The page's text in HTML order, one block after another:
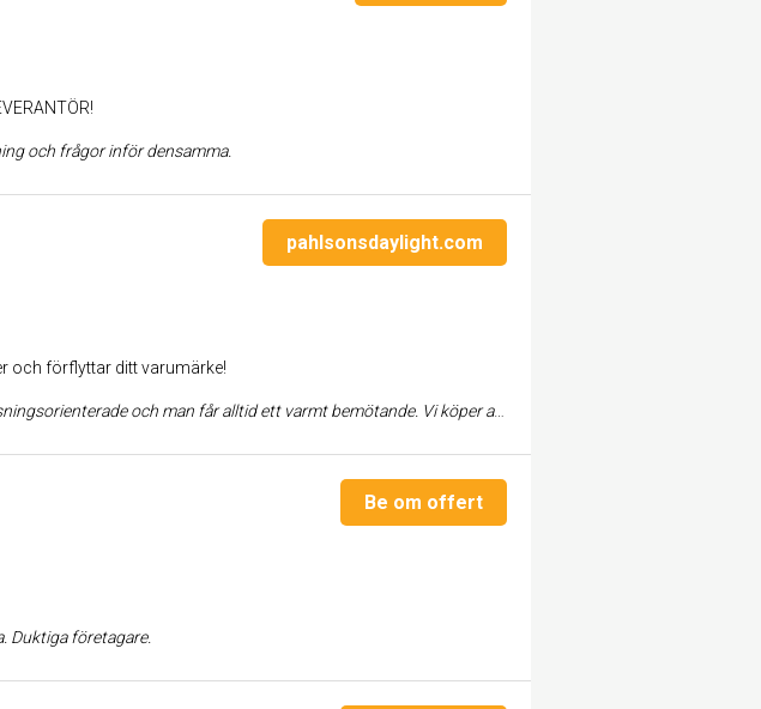
och frågor inför densamma.
pahlsonsdaylight.com
och förflyttar ditt varumärke!
och man får alltid ett varmt bemötande. Vi köper alla våra reklamartiklar frå...
Be om offert
Duktiga företagare.